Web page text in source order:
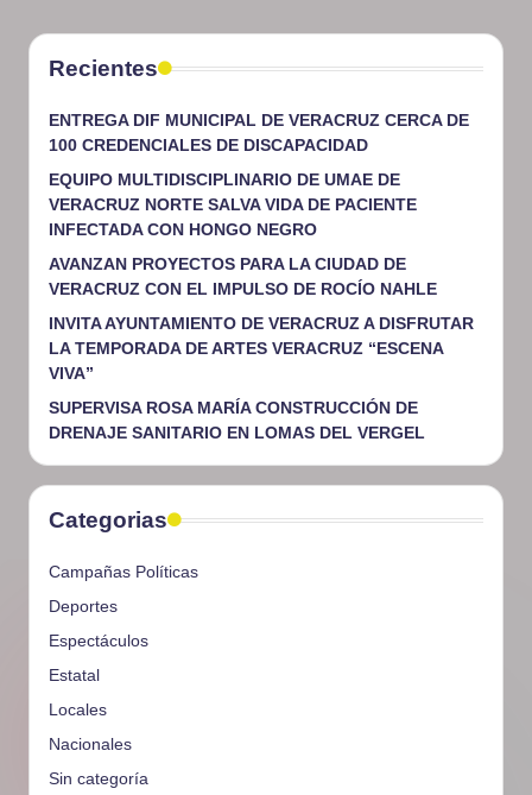
Recientes
ENTREGA DIF MUNICIPAL DE VERACRUZ CERCA DE
100 CREDENCIALES DE DISCAPACIDAD
EQUIPO MULTIDISCIPLINARIO DE UMAE DE
VERACRUZ NORTE SALVA VIDA DE PACIENTE
INFECTADA CON HONGO NEGRO
AVANZAN PROYECTOS PARA LA CIUDAD DE
VERACRUZ CON EL IMPULSO DE ROCÍO NAHLE
INVITA AYUNTAMIENTO DE VERACRUZ A DISFRUTAR
LA TEMPORADA DE ARTES VERACRUZ “ESCENA
VIVA”
SUPERVISA ROSA MARÍA CONSTRUCCIÓN DE
DRENAJE SANITARIO EN LOMAS DEL VERGEL
Categorias
Campañas Políticas
Deportes
Espectáculos
Estatal
Locales
Nacionales
Sin categoría